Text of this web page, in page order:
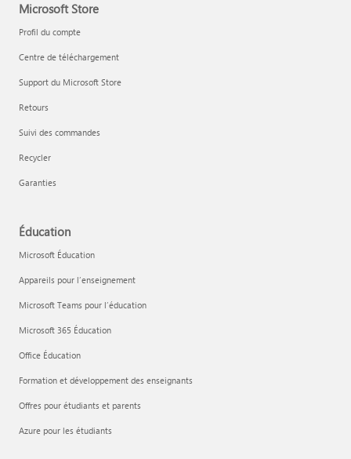
Microsoft Store
Profil du compte
Centre de téléchargement
Support du Microsoft Store
Retours
Suivi des commandes
Recycler
Garanties
Éducation
Microsoft Éducation
Appareils pour l’enseignement
Microsoft Teams pour l’éducation
Microsoft 365 Éducation
Office Éducation
Formation et développement des enseignants
Offres pour étudiants et parents
Azure pour les étudiants